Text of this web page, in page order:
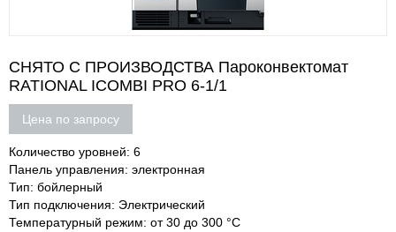
СНЯТО С ПРОИЗВОДСТВА Пароконвектомат
RATIONAL ICOMBI PRO 6-1/1
Цена по запросу
Количество уровней: 6
Панель управления: электронная
Тип: бойлерный
Тип подключения: Электрический
Температурный режим: от 30 до 300 °С